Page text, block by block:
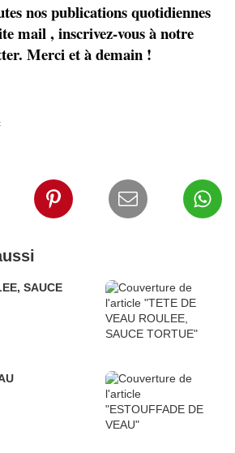
nos publications quotidiennes
mail , inscrivez-vous à notre
Merci et à demain !
SAUCE